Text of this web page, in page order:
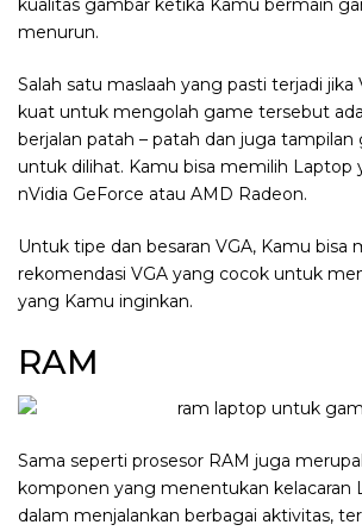
kualitas gambar ketika Kamu bermain
menurun.
Salah satu maslaah yang pasti terjadi jika
kuat untuk mengolah game tersebut
berjalan patah – patah dan juga
untuk dilihat. Kamu bisa memilih Laptop
nVidia GeForce atau AMD Radeon.
Untuk tipe dan besaran VGA, Kamu bisa
rekomendasi VGA yang cocok untuk
yang Kamu inginkan.
RAM
Sama seperti prosesor RAM juga
komponen yang menentukan kelacaran
dalam menjalankan berbagai aktivitas,